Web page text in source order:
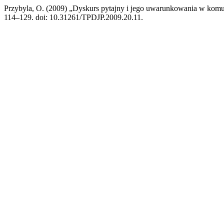
Przybyla, O. (2009) „Dyskurs pytajny i jego uwarunkowania w
114–129. doi: 10.31261/TPDJP.2009.20.11.